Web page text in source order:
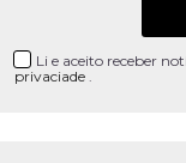
Li e aceito receber
privaciade